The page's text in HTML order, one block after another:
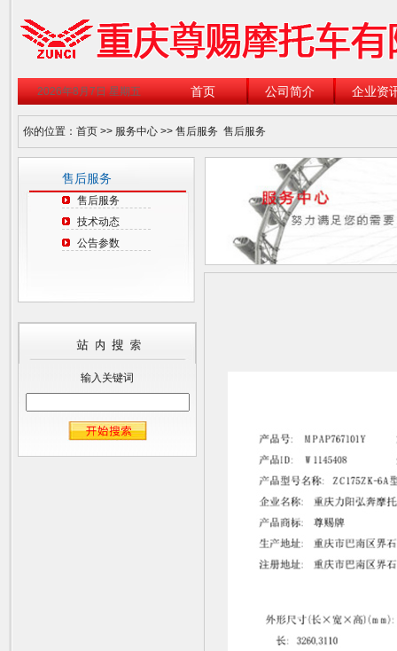
2026年8月7日 星期五 首页 公司简介 企业资
你的位置： 首页 >> 服务中心 >> 售后服务 售后服务
售后服务
售后服务
技术动态
公告参数
输入关键词